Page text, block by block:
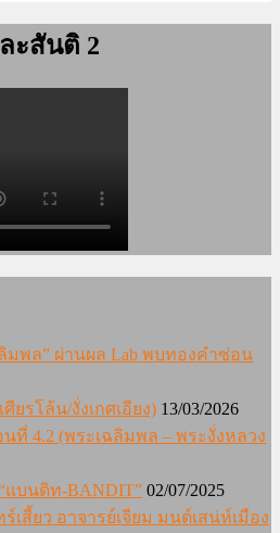
ะสันติ 2
มพล” ผ่านผล Lab พบทองคำซ่อน
ยรโล้น/งั่งเกศเอียง) 13/03/2026
ที่ 4.2 (พระเฉลิมพล – พระงั่งหลวง
แบนดิท-BANDIT” 02/07/2025
เสี้ยว อาจารย์เจียม มนต์เสน่ห์เมือง